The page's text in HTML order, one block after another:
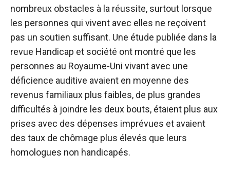
nombreux obstacles à la réussite, surtout lorsque
les personnes qui vivent avec elles ne reçoivent
pas un soutien suffisant. Une étude publiée dans la
revue Handicap et société ont montré que les
personnes au Royaume-Uni vivant avec une
déficience auditive avaient en moyenne des
revenus familiaux plus faibles, de plus grandes
difficultés à joindre les deux bouts, étaient plus aux
prises avec des dépenses imprévues et avaient
des taux de chômage plus élevés que leurs
homologues non handicapés.